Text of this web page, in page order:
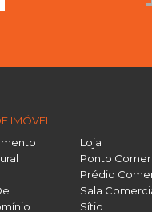
IMÓVEL
Loja
Ponto
Prédio
Sala
Sítio